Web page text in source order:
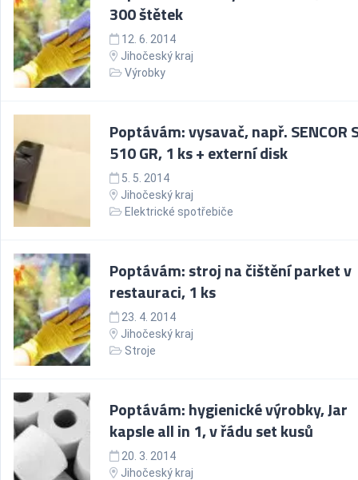
300 štětek
12. 6. 2014
Jihočeský kraj
Výrobky
Poptávám: vysavač, např. SENCOR
510 GR, 1 ks + externí disk
5. 5. 2014
Jihočeský kraj
Elektrické spotřebiče
Poptávám: stroj na čištění parket v
restauraci, 1 ks
23. 4. 2014
Jihočeský kraj
Stroje
Poptávám: hygienické výrobky, Jar
kapsle all in 1, v řádu set kusů
20. 3. 2014
Jihočeský kraj